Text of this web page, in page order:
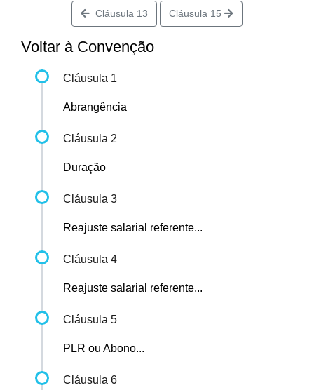
Cláusula 13 Cláusula 15
Voltar à Convenção
Cláusula 1
Abrangência
Cláusula 2
Duração
Cláusula 3
Reajuste salarial referente...
Cláusula 4
Reajuste salarial referente...
Cláusula 5
PLR ou Abono...
Cláusula 6